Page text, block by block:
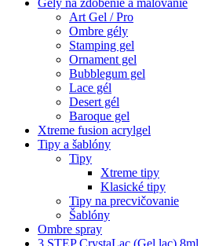
Gély na zdobenie a malovanie
Art Gel / Pro
Ombre gély
Stamping gel
Ornament gel
Bubblegum gel
Lace gél
Desert gél
Baroque gel
Xtreme fusion acrylgel
Tipy a šablóny
Tipy
Xtreme tipy
Klasické tipy
Tipy na precvičovanie
Šablóny
Ombre spray
3 STEP CrystaLac (Gel lac) 8ml